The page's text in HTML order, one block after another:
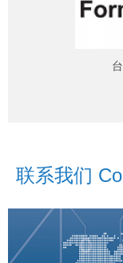
联系我们